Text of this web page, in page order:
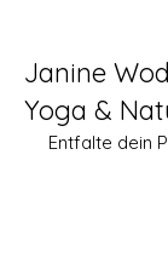
Janine
Yoga &
Entfalte dein